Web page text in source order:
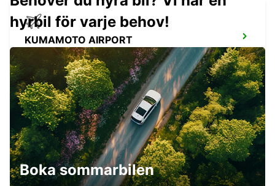
KUMAMOTO AIRPORT
KUMAMOTO - JAPAN
FUKUOKA AIRPORT DOMESTIC
TERMINAL
FUKUOKA - JAPAN
hyrbil för varje behov!
Boka sommarbilen